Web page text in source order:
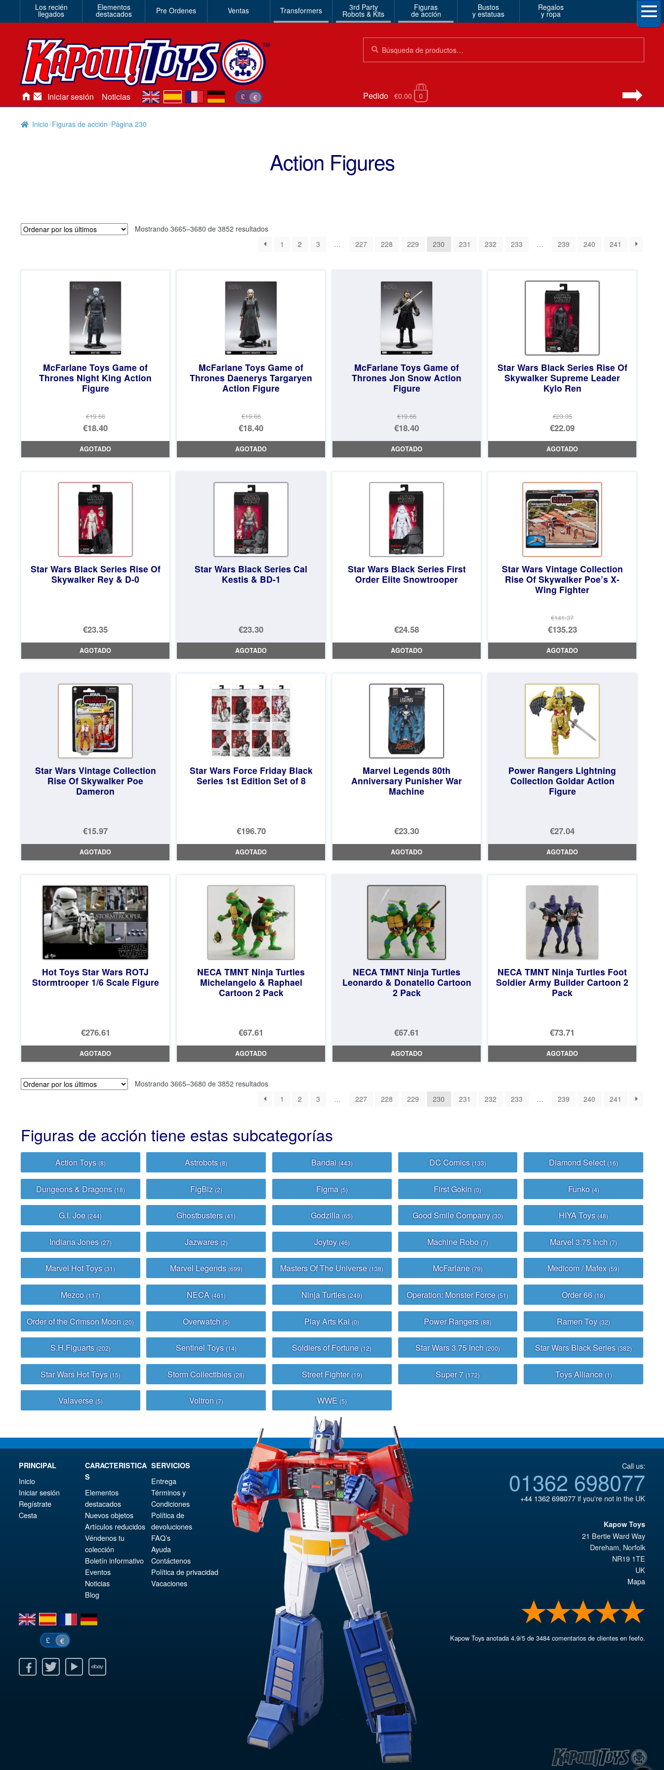
Los recién
llegados
Elementos
destacados Pre Ordenes Ventas Transformers 3rd Party
Robots & Kits
Figuras
de acción
Bustos
y estatuas
Regalos
y ropa
Iniciar sesión Noticias £ €
en es de Pedido €0.00 0
Inicio Figuras de acción Página 230
Action Figures
Mostrando 3665–3680 de 3852 resultadosOrdenado
1 2 3 … 227 228 229 230 231 232 233 … 239 240 241
McFarlane Toys Game of
Thrones Night King Action
Figure
€19.66
El
precio
original
€19.66.
€18.40
El
precio
es:
€18.40.
AGOTADO
McFarlane Toys Game of
Thrones Daenerys Targaryen
Action Figure
€19.66
El
precio
original
€19.66.
€18.40
El
precio
es:
€18.40.
AGOTADO
McFarlane Toys Game of
Thrones Jon Snow Action
Figure
€19.66
El
precio
original
€19.66.
€18.40
El
precio
es:
€18.40.
AGOTADO
Star Wars Black Series Rise Of
Skywalker Supreme Leader
Kylo Ren
€23.35
El
precio
original
€23.35.
€22.09
El
precio
es:
€22.09.
AGOTADO
Star Wars Black Series Rise Of
Skywalker Rey & D-0
€23.35
AGOTADO
Star Wars Black Series Cal
Kestis & BD-1
€23.30
AGOTADO
Star Wars Black Series First
Order Elite Snowtrooper
€24.58
AGOTADO
Star Wars Vintage Collection
Rise Of Skywalker Poe’s X-
Wing Fighter
€141.37
El
precio
original
€141.37.
€135.23
El
precio
es:
€135.23.
AGOTADO
Star Wars Vintage Collection
Rise Of Skywalker Poe
Dameron
€15.97
AGOTADO
Star Wars Force Friday Black
Series 1st Edition Set of 8
€196.70
AGOTADO
Marvel Legends 80th
Anniversary Punisher War
Machine
€23.30
AGOTADO
Power Rangers Lightning
Collection Goldar Action
Figure
€27.04
AGOTADO
Hot Toys Star Wars ROTJ
Stormtrooper 1/6 Scale Figure
€276.61
AGOTADO
NECA TMNT Ninja Turtles
Michelangelo & Raphael
Cartoon 2 Pack
€67.61
AGOTADO
NECA TMNT Ninja Turtles
Leonardo & Donatello Cartoon
2 Pack
€67.61
AGOTADO
NECA TMNT Ninja Turtles Foot
Soldier Army Builder Cartoon 2
Pack
€73.71
AGOTADO
Mostrando 3665–3680 de 3852 resultadosOrdenado
1 2 3 … 227 228 229 230 231 232 233 … 239 240 241
Figuras de acción tiene estas subcategorías
Action Toys (8) Astrobots(8) Bandai (443) DC Comics (133) Diamond Select(16)
Dungeons & Dragons (18) FigBiz (2) Figma (5) First Gokin(0) Funko (4)
G.I. Joe(244) Ghostbusters(41) Godzilla(65) Good Smile Company (30) HIYA Toys(48)
Indiana Jones (27) Jazwares (2) Joytoy (46) Machine Robo (7) Marvel 3.75 Inch(7)
Marvel Hot Toys(31) Marvel Legends (699) Masters Of The Universe(138) McFarlane (79) Medicom / Mafex(59)
Mezco (117) NECA (461) Ninja Turtles(249) Operation: Monster Force(51) Order 66(18)
Order of the Crimson Moon(20) Overwatch (5) Play Arts Kai(0) Power Rangers (88) Ramen Toy(32)
S.H.Figuarts (202) Sentinel Toys (14) Soldiers of Fortune(12) Star Wars 3.75 Inch (200) Star Wars Black Series(382)
Star Wars Hot Toys (15) Storm Collectibles(28) Street Fighter (19) Super 7 (172) Toys Alliance (1)
Valaverse (5) Voltron (7) WWE (5)
PRINCIPAL
Inicio
Iniciar sesión
Regístrate
Cesta
CARACTERISTICA
S
Elementos
destacados
Nuevos objetos
Artículos reducidos
Véndenos tu
colección
Boletín informativo
Eventos
Noticias
Blog
SERVICIOS
Entrega
Términos y
Condiciones
Política de
devoluciones
FAQ’s
Ayuda
Contáctenos
Política de privacidad
Vacaciones
en es fr de
£ €
Youtube Ebay
Call us:
01362 698077
+44 1362 698077if you're not in the UK
Kapow Toys
21 Bertie Ward Way
Dereham, Norfolk
NR19 1TE
UK
Mapa
Kapow Toys anotada4.9/5 de3484 comentarios de clientes en feefo.